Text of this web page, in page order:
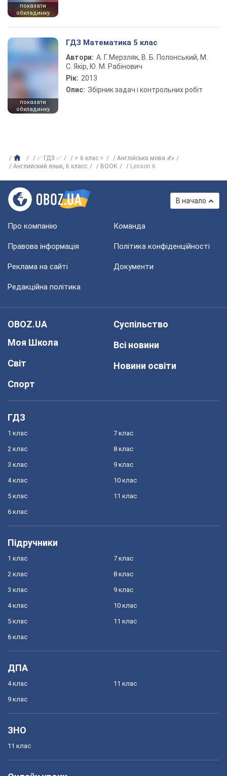
показати
обкладинку
показати
обкладинку
ГДЗ Математика 5 клас
Автори: А. Г. Мерзляк, В. Б. Полонський, М.
С. Якір, Ю. М. Рабінович
Рік: 2013
Опис: Збірник задач і контрольних робіт
✅ ГДЗ ✅ ⚡ 6 клас ⚡
Англійська мова ✍
Английский язык, 6 класс
BOOK Lesson 6
В начало
Про компанію Команда
Правова інформація Політика конфіденційності
Реклама на сайті Документи
Редакційна політика
OBOZ.UA
Моя Школа
Світ
Спорт
Суспільство
Всі новини
Новини освіти
ГДЗ
1 клас
2 клас
3 клас
4 клас
5 клас
6 клас
7 клас
8 клас
9 клас
10 клас
11 клас
Підручники
1 клас
2 клас
3 клас
4 клас
5 клас
6 клас
7 клас
8 клас
9 клас
10 клас
11 клас
ДПА
4 клас
9 клас
11 клас
ЗНО
11 клас